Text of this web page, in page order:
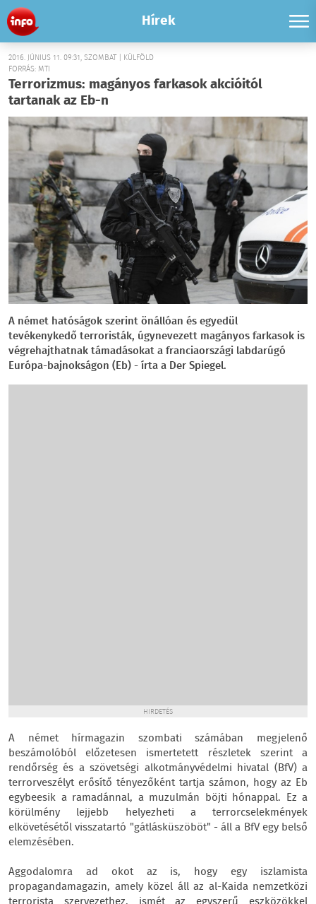
Hírek
2016. JÚNIUS 11. 09:31, SZOMBAT | KÜLFÖLD
FORRÁS: MTI
Terrorizmus: magányos farkasok akcióitól
tartanak az Eb-n
A német hatóságok szerint önállóan és egyedül
tevékenykedő terroristák, úgynevezett magányos farkasok is
végrehajthatnak támadásokat a franciaországi labdarúgó
Európa-bajnokságon (Eb) - írta a Der Spiegel.
HIRDETÉS
A német hírmagazin szombati számában megjelenő
beszámolóból előzetesen ismertetett részletek szerint a
rendőrség és a szövetségi alkotmányvédelmi hivatal (BfV) a
terrorveszélyt erősítő tényezőként tartja számon, hogy az Eb
egybeesik a ramadánnal, a muzulmán böjti hónappal. Ez a
körülmény lejjebb helyezheti a terrorcselekmények
elkövetésétől visszatartó "gátlásküszöböt" - áll a BfV egy belső
elemzésében.
Aggodalomra ad okot az is, hogy egy iszlamista
propagandamagazin, amely közel áll az al-Kaida nemzetközi